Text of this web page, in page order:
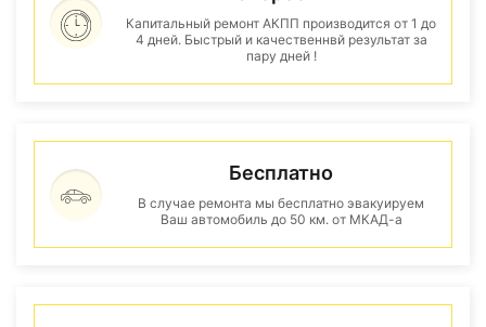
Капитальный ремонт АКПП производится от 1 до
4 дней. Быстрый и качественнвй результат за
пару дней !
Бесплатно
В случае ремонта мы бесплатно эвакуируем
Ваш автомобиль до 50 км. от МКАД-а